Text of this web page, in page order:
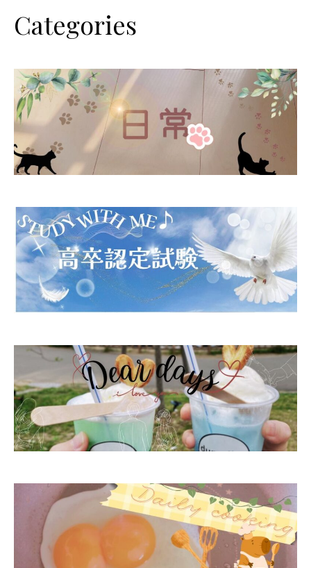
Categories